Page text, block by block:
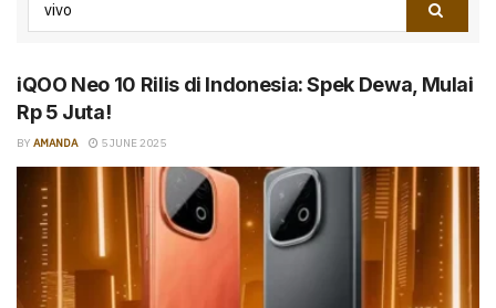
iQOO Neo 10 Rilis di Indonesia: Spek Dewa, Mulai
Rp 5 Juta!
BY AMANDA 5 JUNE 2025